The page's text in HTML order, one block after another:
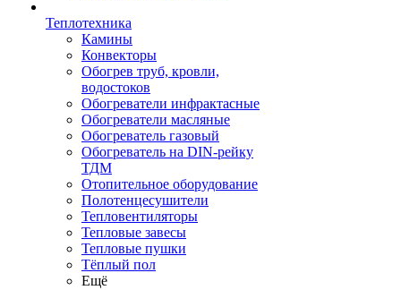
Теплотехника
Камины
Конвекторы
Обогрев труб, кровли,
водостоков
Обогреватели инфрактасные
Обогреватели масляные
Обогреватель газовый
Обогреватель на DIN-рейку
ТДМ
Отопительное оборудование
Полотенцесушители
Тепловентиляторы
Тепловые завесы
Тепловые пушки
Тёплый пол
Ещё